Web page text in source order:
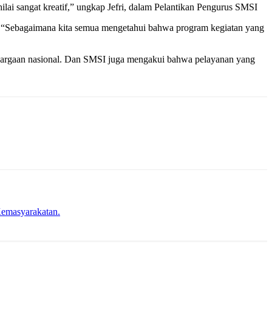
sangat kreatif,” ungkap Jefri, dalam Pelantikan Pengurus SMSI
kita semua mengetahui bahwa program kegiatan yang
nasional. Dan SMSI juga mengakui bahwa pelayanan yang